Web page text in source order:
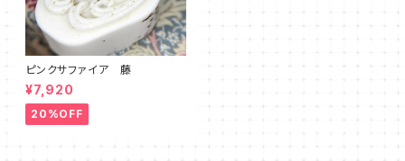
ピンクサファイア 藤
¥7,920
20%OFF